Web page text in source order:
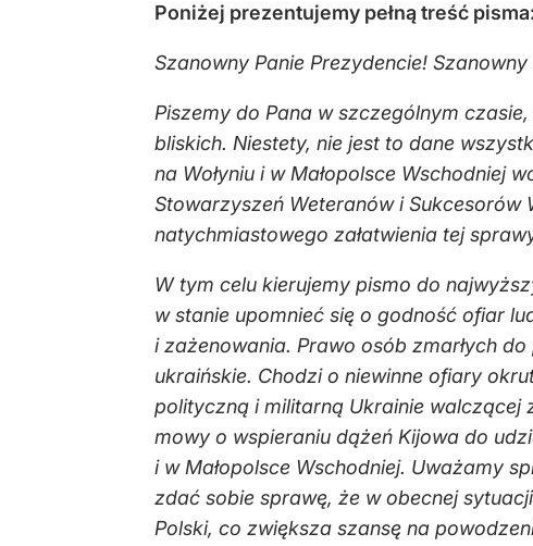
Poniżej prezentujemy pełną treść pisma:
Szanowny Panie Prezydencie!
Piszemy do Pana w szczególnym
bliskich. Niestety, nie jest to dane
na Wołyniu i w Małopolsce Wschodniej
Stowarzyszeń Weteranów i Sukcesorów
natychmiastowego załatwienia tej
W tym celu kierujemy pismo do
w stanie upomnieć się o godność ofiar
i zażenowania. Prawo osób zmarłych
ukraińskie. Chodzi o niewinne ofiary
polityczną i militarną Ukrainie
mowy o wspieraniu dążeń Kijowa do
i w Małopolsce Wschodniej. Uważamy
zdać sobie sprawę, że w obecnej
Polski, co zwiększa szansę na